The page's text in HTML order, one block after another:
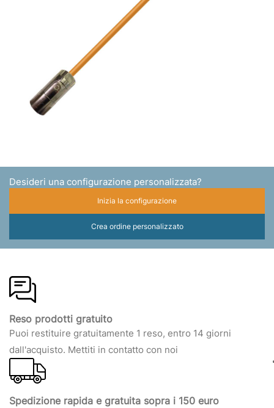
Desideri una configurazione personalizzata?
Inizia la configurazione
Crea ordine personalizzato
Reso prodotti gratuito
Puoi restituire gratuitamente 1 reso, entro 14 giorni
dall'acquisto. Mettiti in contatto con noi
Spedizione rapida e gratuita sopra i 150 euro